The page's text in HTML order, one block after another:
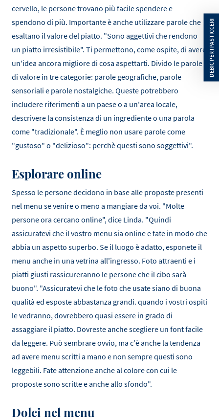
cervello, le persone trovano più facile spendere e
spendono di più. Importante è anche utilizzare parole che
esaltano il valore del piatto. "Sono aggettivi che rendono
un piatto irresistibile". Ti permettono, come ospite, di avere
un'idea ancora migliore di cosa aspettarti. Divido le parole
di valore in tre categorie: parole geografiche, parole
sensoriali e parole nostalgiche. Queste potrebbero
includere riferimenti a un paese o a un'area locale,
descrivere la consistenza di un ingrediente o una parola
come "tradizionale". È meglio non usare parole come
"gustoso" o "delizioso": perchè questi sono soggettivi".
Esplorare online
Spesso le persone decidono in base alle proposte presenti
nel menu se venire o meno a mangiare da voi. "Molte
persone ora cercano online", dice Linda. "Quindi
assicuratevi che il vostro menu sia online e fate in modo che
abbia un aspetto superbo. Se il luogo è adatto, esponete il
menu anche in una vetrina all'ingresso. Foto attraenti e i
piatti giusti rassicureranno le persone che il cibo sarà
buono". "Assicuratevi che le foto che usate siano di buona
qualità ed esposte abbastanza grandi. quando i vostri ospiti
le vedranno, dovrebbero quasi essere in grado di
assaggiare il piatto. Dovreste anche scegliere un font facile
da leggere. Può sembrare ovvio, ma c'è anche la tendenza
ad avere menu scritti a mano e non sempre questi sono
leggebili. Fate attenzione anche al colore con cui le
proposte sono scritte e anche allo sfondo".
Dolci nel menu